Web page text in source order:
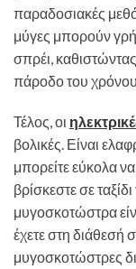
παραδοσιακές
μύγες μπορούν
σπρέι,
πάροδο του χρόνου.
Τέλος, οι
βολικές. Είναι
μπορείτε εύκολα
βρίσκεστε σε
μυγοσκοτώστρα
έχετε στη διάθεσή
μυγοσκοτώστρες